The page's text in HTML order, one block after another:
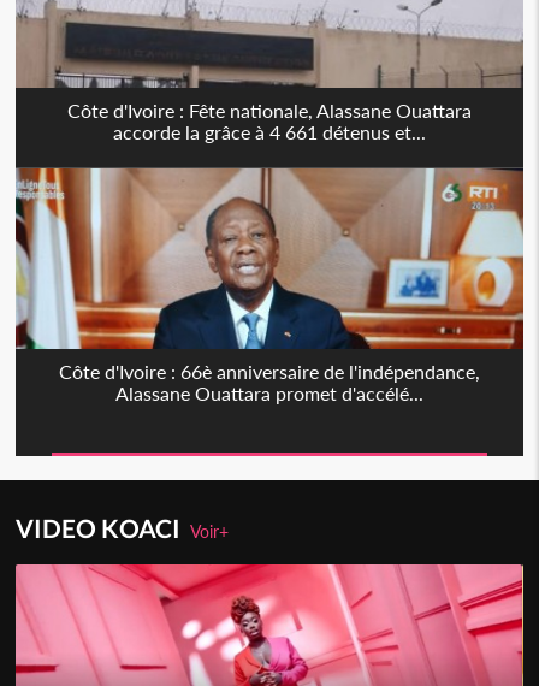
Côte d'Ivoire : Fête nationale, Alassane Ouattara
accorde la grâce à 4 661 détenus et...
Côte d'Ivoire : 66è anniversaire de l'indépendance,
Alassane Ouattara promet d'accélé...
VIDEO KOACIVoir+